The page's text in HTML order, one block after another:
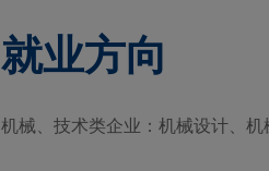
就业方向
机械、技术类企业：机械设计、